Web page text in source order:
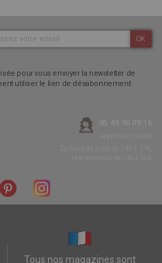
OK
pour vous envoyer la newsletter de
utiliser le lien de désabonnement
Tous nos magazines sont